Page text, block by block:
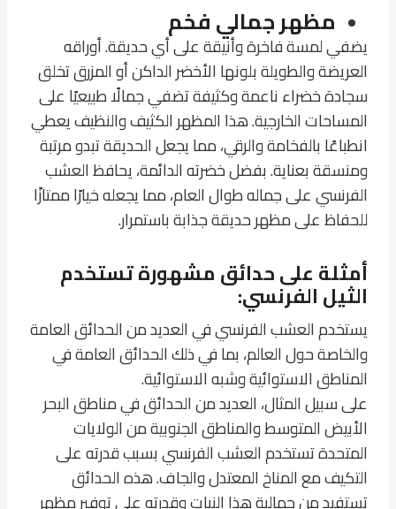
مظهر جمالي فخم
يضفي لمسة فاخرة وأنيقة على أي حديقة. أوراقه
العريضة والطويلة بلونها الأخضر الداكن أو المزرق تخلق
سجادة خضراء ناعمة وكثيفة تضفي جمالًا طبيعيًا على
المساحات الخارجية. هذا المظهر الكثيف والنظيف يعطي
انطباعًا بالفخامة والرقي، مما يجعل الحديقة تبدو مرتبة
ومنسقة بعناية. بفضل خضرته الدائمة، يحافظ العشب
الفرنسي على جماله طوال العام، مما يجعله خيارًا ممتازًا
للحفاظ على مظهر حديقة جذابة باستمرار.
أمثلة على حدائق مشهورة تستخدم
الثيل الفرنسي:
يستخدم العشب الفرنسي في العديد من الحدائق العامة
والخاصة حول العالم، بما في ذلك الحدائق العامة في
المناطق الاستوائية وشبه الاستوائية.
على سبيل المثال، العديد من الحدائق في مناطق البحر
الأبيض المتوسط والمناطق الجنوبية من الولايات
المتحدة تستخدم العشب الفرنسي بسبب قدرته على
التكيف مع المناخ المعتدل والجاف. هذه الحدائق
تستفيد من جمالية هذا النبات وقدرته على توفير مظهر